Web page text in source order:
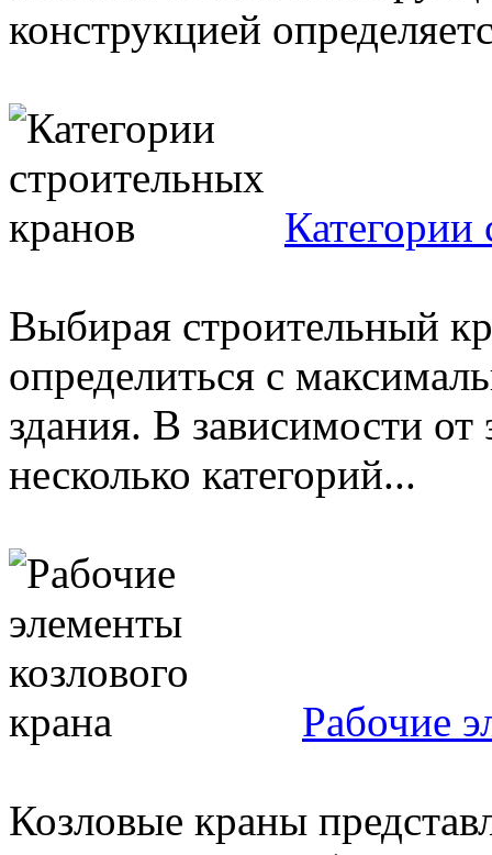
конструкцией
Категории
Выбирая строительный
определиться с
здания. В зависимости от
несколько категорий...
Рабочие
Козловые краны